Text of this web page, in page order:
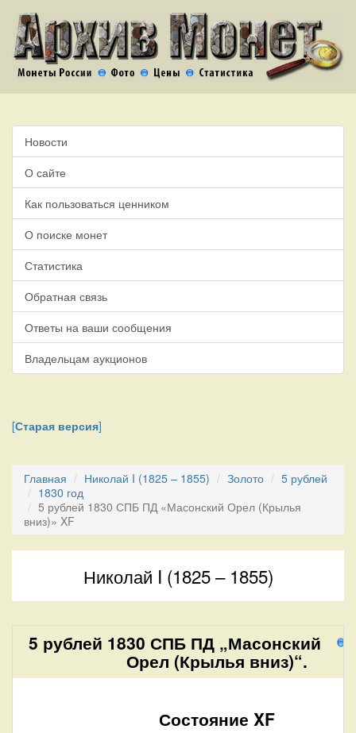
Новости
О сайте
Как пользоваться ценником
О поиске монет
Статистика
Обратная связь
Ответы на ваши сообщения
Владельцам аукционов
[Старая версия]
Главная Николай I (1825 – 1855) Золото
5 рублей
1830 год
5 рублей 1830 СПБ ПД «Масонский Орел (Крылья
вниз)» XF
Николай I (1825 – 1855)
5 рублей 1830 СПБ ПД „Масонский
Орел (Крылья вниз)“.
Состояние XF